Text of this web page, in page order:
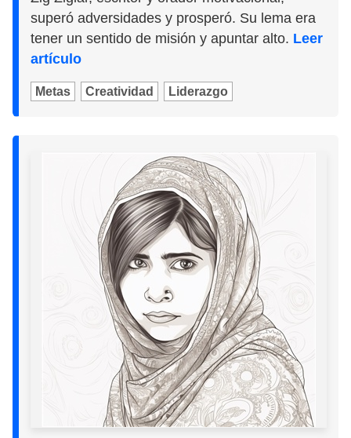
superó adversidades y prosperó. Su lema era
tener un sentido de misión y apuntar alto. Leer
artículo
Metas Creatividad Liderazgo